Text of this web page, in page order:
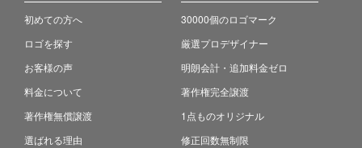
初めての方へ
ロゴを探す
お客様の声
料金について
著作権無償譲渡
選ばれる理由
30000個のロゴマーク
厳選プロデザイナー
明朗会計・追加料金ゼロ
著作権完全譲渡
1点ものオリジナル
修正回数無制限